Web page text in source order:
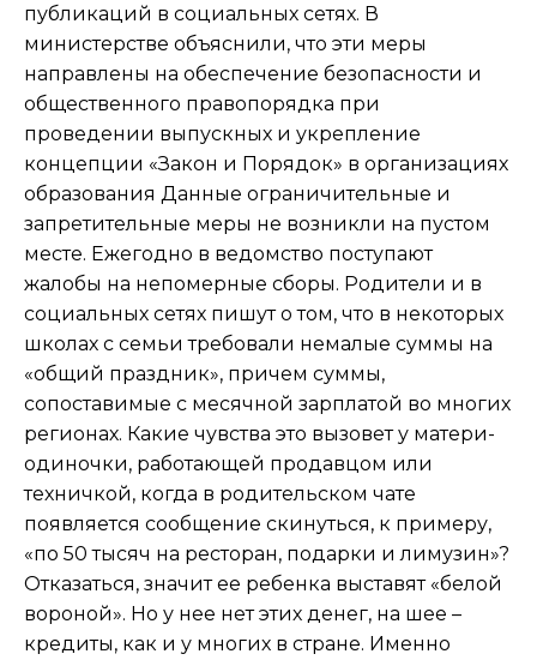
публикаций в социальных сетях. В
министерстве объяснили, что эти меры
направлены на обеспечение безопасности и
общественного правопорядка при
проведении выпускных и укрепление
концепции «Закон и Порядок» в организациях
образования Данные ограничительные и
запретительные меры не возникли на пустом
месте. Ежегодно в ведомство поступают
жалобы на непомерные сборы. Родители и в
социальных сетях пишут о том, что в некоторых
школах с семьи требовали немалые суммы на
«общий праздник», причем суммы,
сопоставимые с месячной зарплатой во многих
регионах. Какие чувства это вызовет у матери-
одиночки, работающей продавцом или
техничкой, когда в родительском чате
появляется сообщение скинуться, к примеру,
«по 50 тысяч на ресторан, подарки и лимузин»?
Отказаться, значит ее ребенка выставят «белой
вороной». Но у нее нет этих денег, на шее –
кредиты, как и у многих в стране. Именно